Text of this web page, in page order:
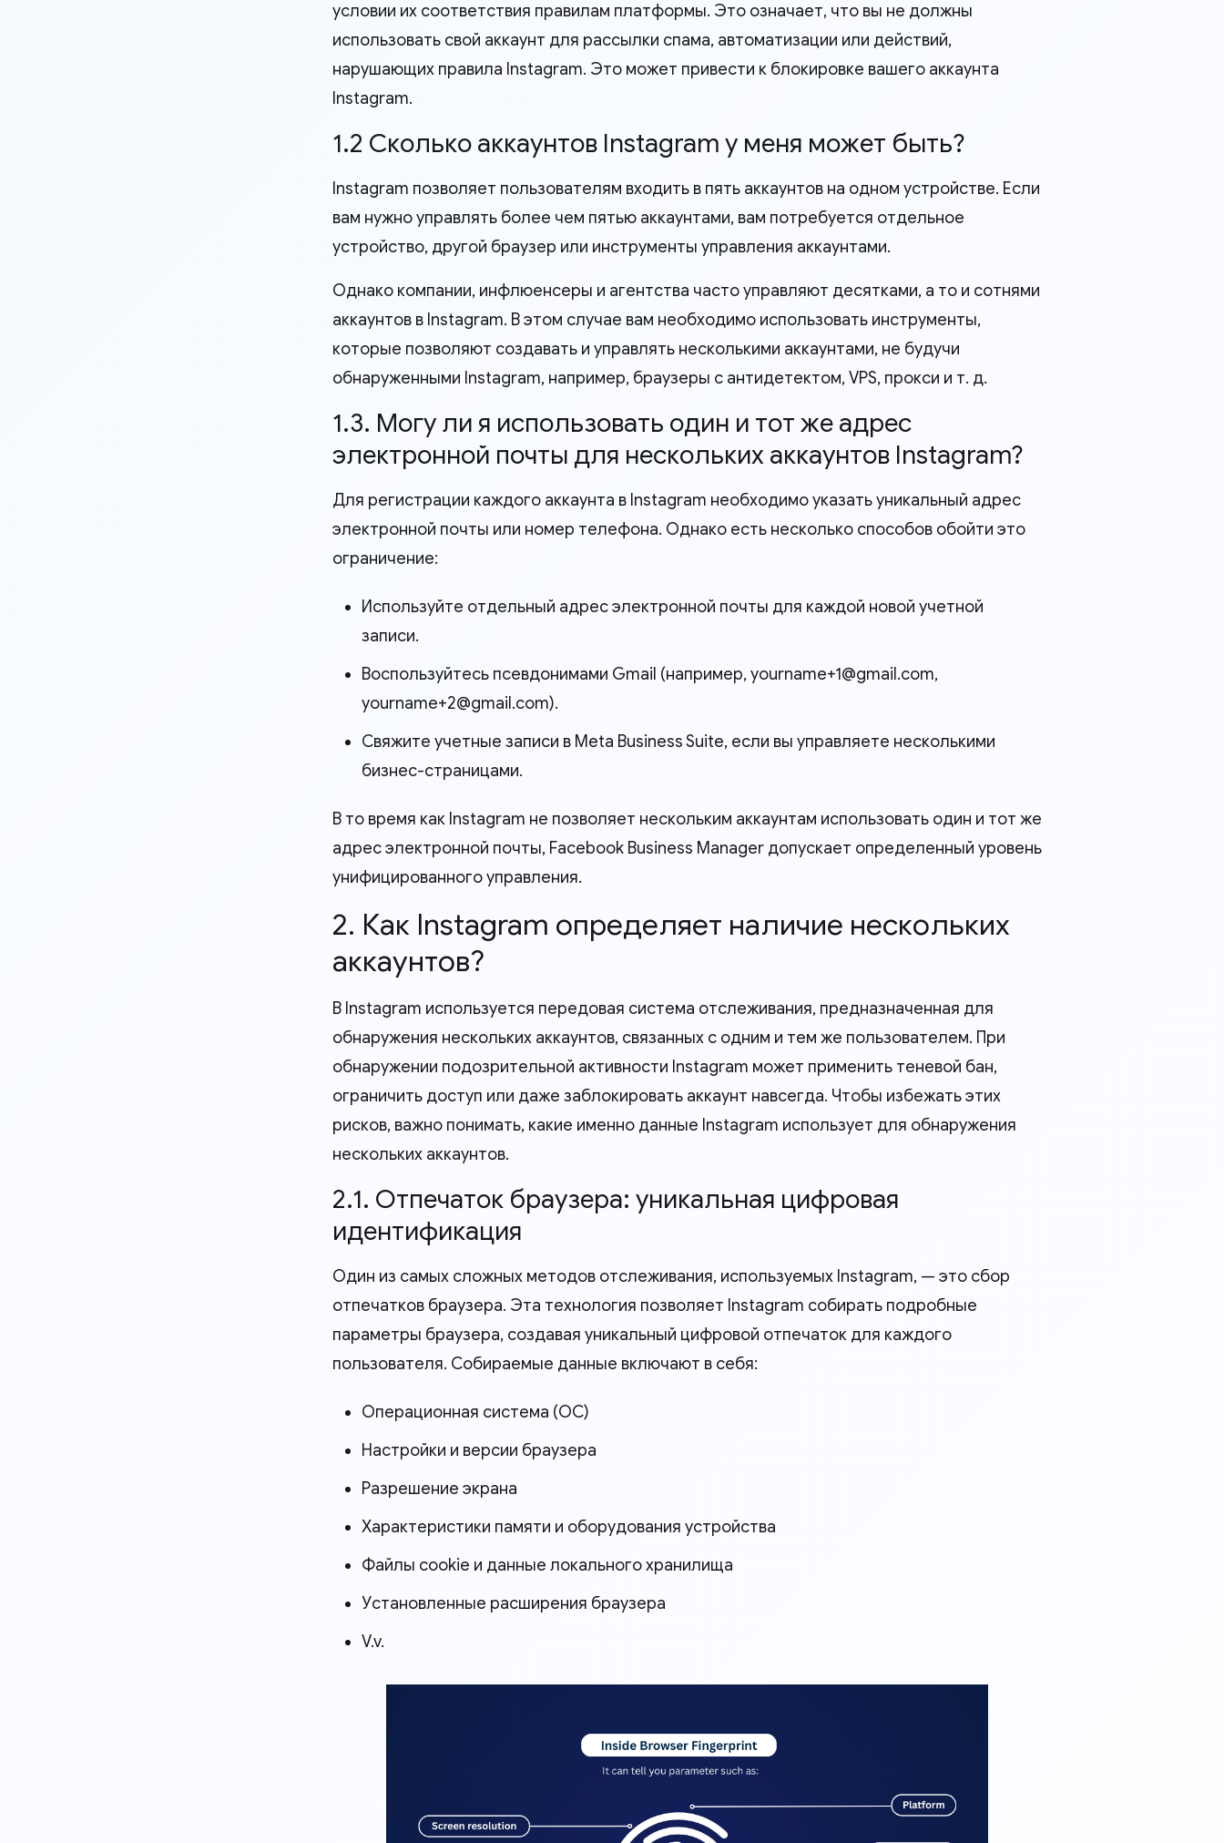
условии их соответствия правилам платформы. Это означает, что вы не должны
использовать свой аккаунт для рассылки спама, автоматизации или действий,
нарушающих правила Instagram. Это может привести к блокировке вашего аккаунта
Instagram.
1.2 Сколько аккаунтов Instagram у меня может быть?
Instagram позволяет пользователям входить в пять аккаунтов на одном устройстве. Если
вам нужно управлять более чем пятью аккаунтами, вам потребуется отдельное
устройство, другой браузер или инструменты управления аккаунтами.
Однако компании, инфлюенсеры и агентства часто управляют десятками, а то и сотнями
аккаунтов в Instagram. В этом случае вам необходимо использовать инструменты,
которые позволяют создавать и управлять несколькими аккаунтами, не будучи
обнаруженными Instagram, например, браузеры с антидетектом, VPS, прокси и т. д.
1.3. Могу ли я использовать один и тот же адрес
электронной почты для нескольких аккаунтов Instagram?
Для регистрации каждого аккаунта в Instagram необходимо указать уникальный адрес
электронной почты или номер телефона. Однако есть несколько способов обойти это
ограничение:
Используйте отдельный адрес электронной почты для каждой новой учетной
записи.
Воспользуйтесь псевдонимами Gmail (например, yourname+1@gmail.com,
yourname+2@gmail.com).
Свяжите учетные записи в Meta Business Suite, если вы управляете несколькими
бизнес-страницами.
В то время как Instagram не позволяет нескольким аккаунтам использовать один и тот же
адрес электронной почты, Facebook Business Manager допускает определенный уровень
унифицированного управления.
2. Как Instagram определяет наличие нескольких
аккаунтов?
В Instagram используется передовая система отслеживания, предназначенная для
обнаружения нескольких аккаунтов, связанных с одним и тем же пользователем. При
обнаружении подозрительной активности Instagram может применить теневой бан,
ограничить доступ или даже заблокировать аккаунт навсегда. Чтобы избежать этих
рисков, важно понимать, какие именно данные Instagram использует для обнаружения
нескольких аккаунтов.
2.1. Отпечаток браузера: уникальная цифровая
идентификация
Один из самых сложных методов отслеживания, используемых Instagram, — это сбор
отпечатков браузера. Эта технология позволяет Instagram собирать подробные
параметры браузера, создавая уникальный цифровой отпечаток для каждого
пользователя. Собираемые данные включают в себя:
Операционная система (ОС)
Настройки и версии браузера
Разрешение экрана
Характеристики памяти и оборудования устройства
Файлы cookie и данные локального хранилища
Установленные расширения браузера
V.v.